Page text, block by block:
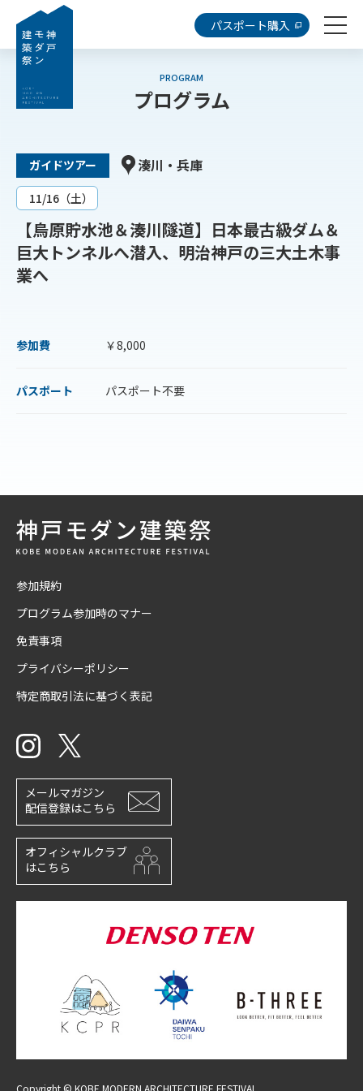
パスポート購入
PROGRAM
プログラム
ガイドツアー 湊川・兵庫
11/16（土）
【烏原貯水池＆湊川隧道】日本最古級ダム＆
巨大トンネルへ潜入、明治神戸の三大土木事
業へ
参加費 ￥8,000
パスポート パスポート不要
参加規約
プログラム参加時のマナー
免責事項
プライバシーポリシー
特定商取引法に基づく表記
メールマガジン
配信登録はこちら
オフィシャルクラブ
はこちら